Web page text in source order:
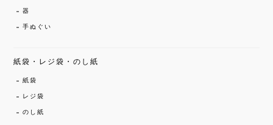
器
手ぬぐい
紙袋・レジ袋・のし紙
紙袋
レジ袋
のし紙